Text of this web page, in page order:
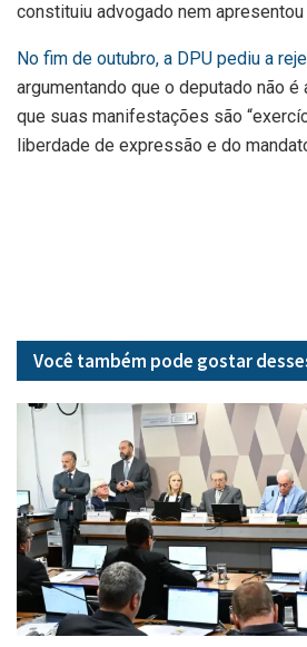
constituiu advogado nem
No fim de outubro, a DPU pediu a
argumentando que o deputado não
que suas manifestações são
liberdade de expressão e do
Você também pode gostar